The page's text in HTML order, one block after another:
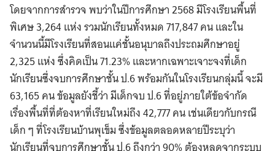
โดยจากการสำรวจ พบว่าในปีการศึกษา 2568 มีโรงเรียนพื้นที่
พิเศษ 3,264 แห่ง รวมนักเรียนทั้งหมด 717,847 คน และใน
จำนวนนี้มีโรงเรียนที่สอนแค่ชั้นอนุบาลถึงประถมศึกษาอยู่
2,325 แห่ง ซึ่งคิดเป็น 71.23% และหากเฉพาะเจาะจงที่เด็ก
นักเรียนซึ่งจบการศึกษาชั้น ป.6 พร้อมกันในโรงเรียนกลุ่มนี้ จะมี
63,165 คน ข้อมูลยังชี้ว่า มีเด็กจบ ป.6 ที่อยู่ภายใต้ข้อจำกัด
เรื่องพื้นที่ที่ต้องหาที่เรียนใหม่ถึง 42,777 คน เช่นเดียวกับกรณี
เด็ก ๆ ที่โรงเรียนบ้านพุเข็ม ซึ่งข้อมูลตลอดหลายปีระบุว่า